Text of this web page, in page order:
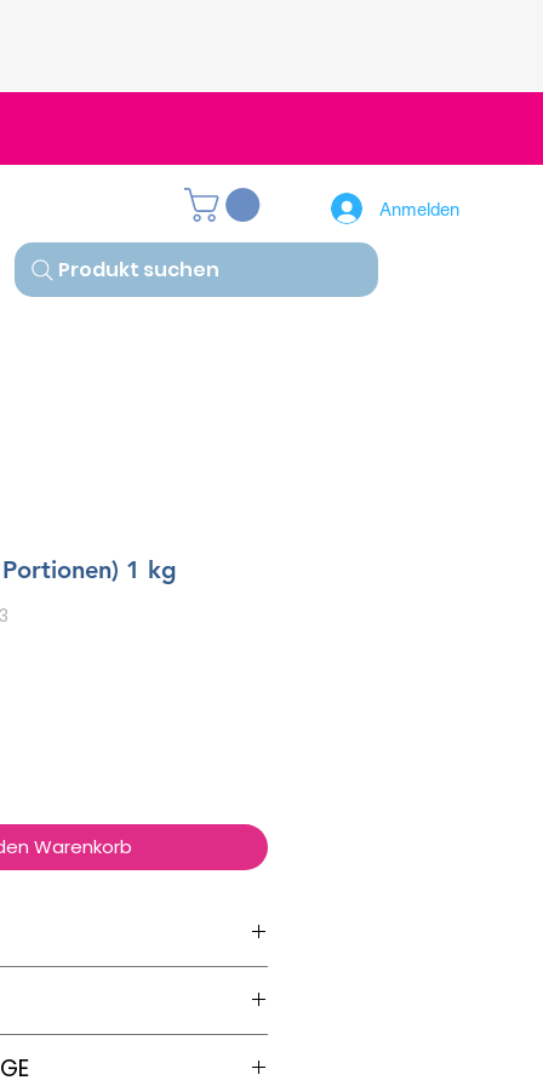
Produkt suchen
Anmelden
1 kg
Warenkorb